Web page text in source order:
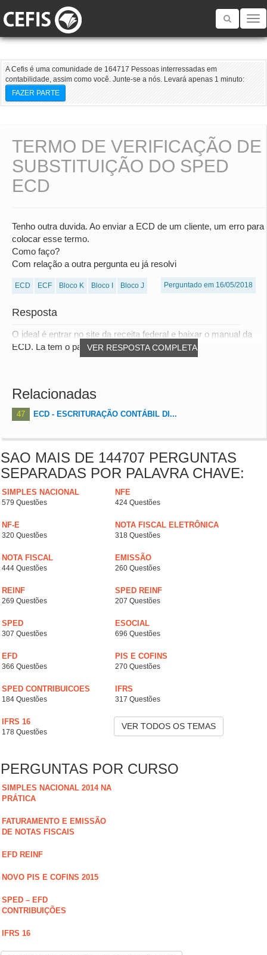
Toggle
A Cefis é uma comunidade de 164717 Pessoas interressadas em
contabilidade, assim como você. Junte-se a nós. Levará apenas 1 minuto:
FAZER PARTE
TERMO DE VERIFICAÇÃO DE
SUBSTITUIÇÃO DO SPED
ECD
Tenho outra duvida. Ao enviar a ECD de um cliente, um erro para
colocar esse termo.
Como faço?
Com relação a outra pergunta eu já resolvi
ECD ECF Bloco K Bloco I Bloco J Perguntado em 16/05/2018
Resposta
VER RESPOSTA COMPLETA
O ideal é entrar no site da receita federal e baixar o manual da
ECD. La tem o passo a passo.
Relacionadas
47 ECD - ESCRITURAÇÃO CONTÁBIL DI...
SAO MAIS DE 144707 PERGUNTAS
SEPARADAS POR PALAVRA CHAVE:
SIMPLES NACIONAL
579 Questões
NFE
424 Questões
NF-E
320 Questões
NOTA FISCAL ELETRÔNICA
318 Questões
NOTA FISCAL
444 Questões
EMISSÃO
260 Questões
REINF
269 Questões
SPED REINF
207 Questões
SPED
307 Questões
ESOCIAL
696 Questões
EFD
366 Questões
PIS E COFINS
270 Questões
SPED CONTRIBUICOES
184 Questões
IFRS
317 Questões
IFRS 16
178 Questões
VER TODOS OS TEMAS
PERGUNTAS POR CURSO
SIMPLES NACIONAL 2014 NA
PRÁTICA
FATURAMENTO E EMISSÃO
DE NOTAS FISCAIS
EFD REINF
NOVO PIS E COFINS 2015
SPED – EFD
CONTRIBUIÇÕES
IFRS 16